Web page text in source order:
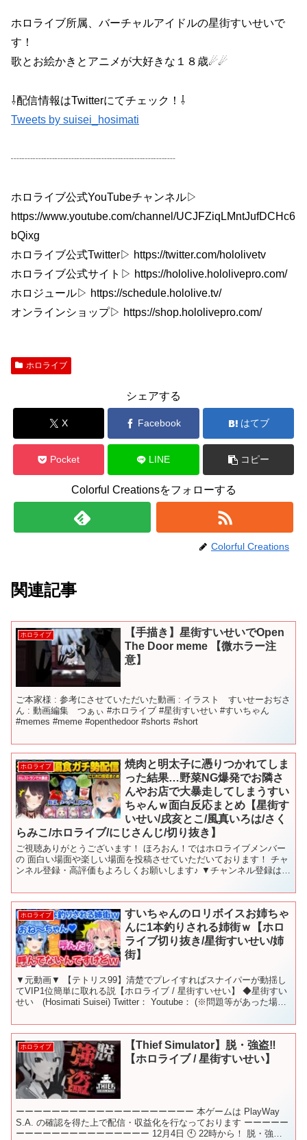
ホロライブ所属、バーチャルアイドルの星街すいせいで
す！
歌とお絵かきとアニメが大好きな１８歳☄☄
⇩配信情報はTwitterにてチェック！⇩
Tweets by suisei_hosimati
┈┈┈┈┈┈┈┈┈┈┈┈┈┈┈
ホロライブ公式YouTubeチャンネル▷
https://www.youtube.com/channel/UCJFZiqLMntJufDCHc6
bQixg
ホロライブ公式Twitter▷ https://twitter.com/hololivetv
ホロライブ公式サイト▷ https://hololive.hololivepro.com/
ホロジュール▷ https://schedule.hololive.tv/
オンラインショップ▷ https://shop.hololivepro.com/
ホロライブ
シェアする
X Facebook はてブ
Pocket LINE コピー
Colorful Creationsをフォローする
Colorful Creations
関連記事
ホロライブ
【手描き】星街すいせいでOpen
The Door meme 【微ホラー注
意】
ご本家様 : 参考にさせていただいた動画 : イラスト すいせーおぢさ
ん : 動画編集 つぁぃ #ホロライブ #星街すいせい #すいちゃん
#memes #meme #openthedoor #shorts #short
ホロライブ
焼肉と明太子に憑りつかれてしま
った結果…野菜NG爆発でお隣さ
んやお店で大暴走してしまうすい
ちゃんｗ面白反応まとめ【星街す
いせい/戌亥とこ/風真いろは/さく
らみこ/ホロライブ/にじさんじ/切り抜き】
ご視聴ありがとうございます！ ほろおん！ではホロライブメンバー
の 面白い場面や楽しい場面を投稿させていただいております！ チャ
ンネル登録・高評価もよろしくお願いします♪ ▼チャンネル登録はこ
ホロライブ
すいちゃんのロリボイスお姉ちゃ
んに1本釣りされる姉街ｗ【ホロ
ライブ切り抜き/星街すいせい/姉
街】
▼元動画▼ 【テトリス99】清楚でプレイすればスナイパーが動揺し
てVIP1位簡単に取れる説【ホロライブ / 星街すいせい】 ◆星街すい
せい (Hosimati Suisei) Twitter： Youtube： (※問題等があった場合
ホロライブ
【Thief Simulator】脱・強盗‼
【ホロライブ / 星街すいせい】
ーーーーーーーーーーーーーーーーーーーー 本ゲームは PlayWay
S.A. の確認を得た上で配信・収益化を行なっております ーーーーー
ーーーーーーーーーーーーーーー 12月4日 🕙 22時から！ 脱・強盗‼